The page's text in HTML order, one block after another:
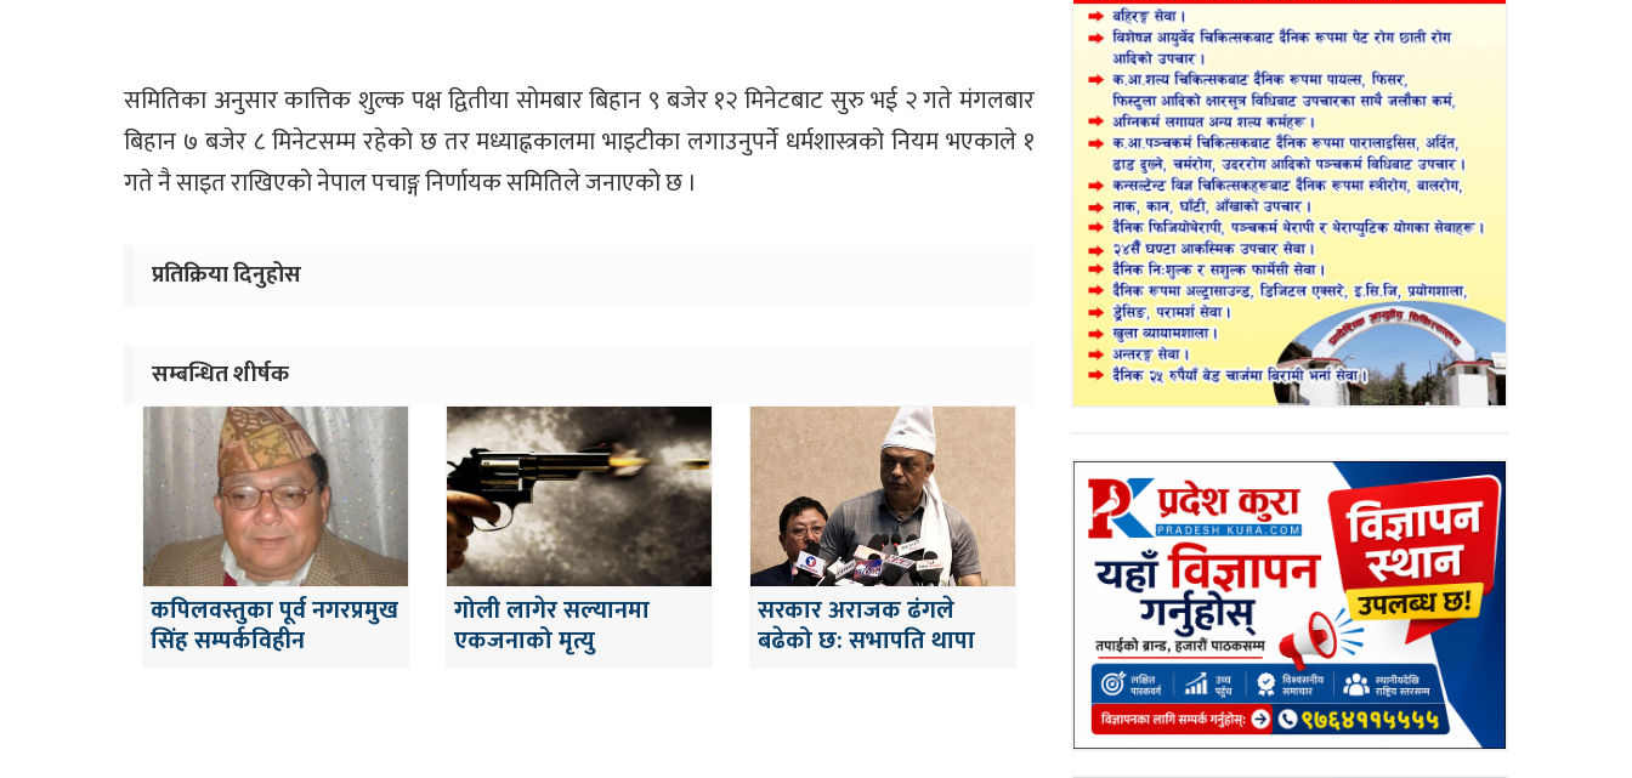
समितिका अनुसार कात्तिक शुल्क पक्ष द्वितीया सोमबार बिहान ९ बजेर १२ मिनेटबाट सुरु भई २ गते मंगलबार
बिहान ७ बजेर ८ मिनेटसम्म रहेको छ तर मध्याह्नकालमा भाइटीका लगाउनुपर्ने धर्मशास्त्रको नियम भएकाले १
गते नै साइत राखिएको नेपाल पचाङ्ग निर्णायक समितिले जनाएको छ ।
प्रतिक्रिया दिनुहोस
सम्बन्धित शीर्षक
कपिलवस्तुका पूर्व नगरप्रमुख
सिंह सम्पर्कविहीन
गोली लागेर सल्यानमा
एकजनाको मृत्यु
सरकार अराजक ढंगले
बढेको छ: सभापति थापा